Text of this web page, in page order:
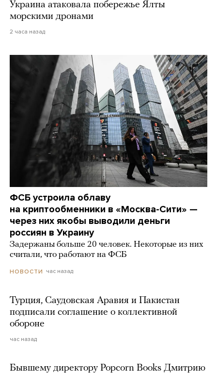
Украина атаковала побережье Ялты
морскими дронами
2 часа назад
ФСБ устроила облаву
на криптообменники в «Москва-Сити» —
через них якобы выводили деньги
россиян в Украину
Задержаны больше 20 человек. Некоторые из них
считали, что работают на ФСБ
НОВОСТИ час назад
Турция, Саудовская Аравия и Пакистан
подписали соглашение о коллективной
обороне
час назад
Бывшему директору Popcorn Books Дмитрию